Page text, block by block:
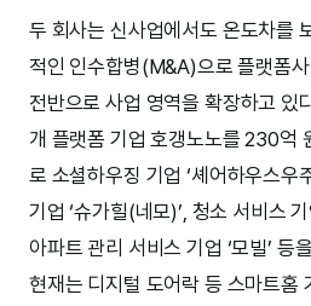
두 회사는 신사업에서도 온도차를
적인 인수합병(M&A)으로 플랫폼
전반으로 사업 영역을 확장하고 있
개 플랫폼 기업 호갱노노를 230억
로 소셜하우징 기업 ‘셰어하우스우
기업 ‘슈가힐(네모)’, 청소 서비스
아파트 관리 서비스 기업 ‘모빌’ 등
현재는 디지털 도어락 등 스마트홈